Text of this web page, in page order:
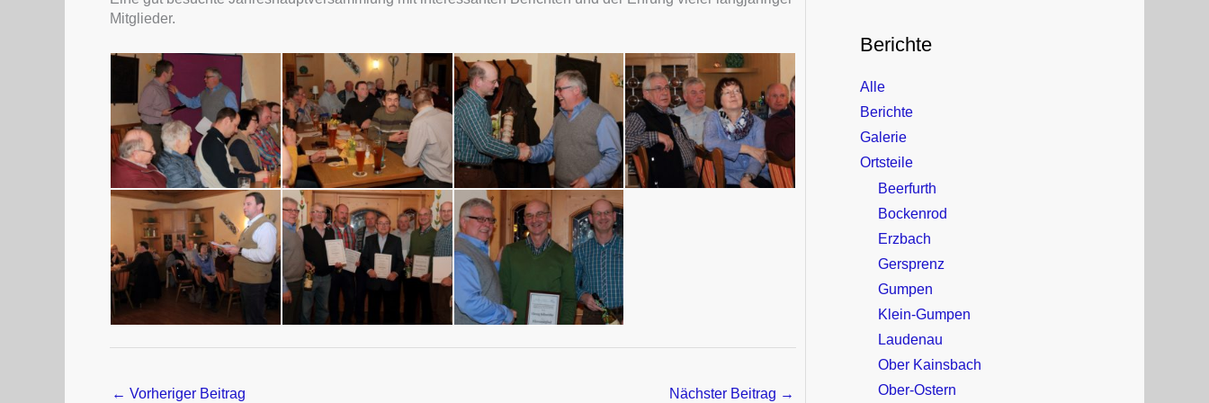
Mitglieder.
← Vorheriger Beitrag Nächster Beitrag →
e
n
a
c
Berichte
Alle
Berichte
Galerie
Ortsteile
Beerfurth
Bockenrod
Erzbach
Gersprenz
Gumpen
Klein-Gumpen
Laudenau
Ober Kainsbach
Ober-Ostern